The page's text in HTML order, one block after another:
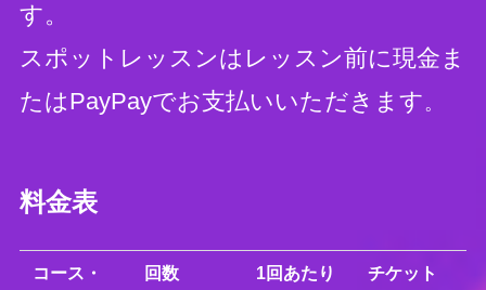
す。
スポットレッスンはレッスン前に現金ま
たはPayPayでお支払いいただきます。
料金表
コース・
回数
1回あたり
チケット